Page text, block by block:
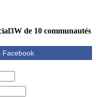
de 10 communautés